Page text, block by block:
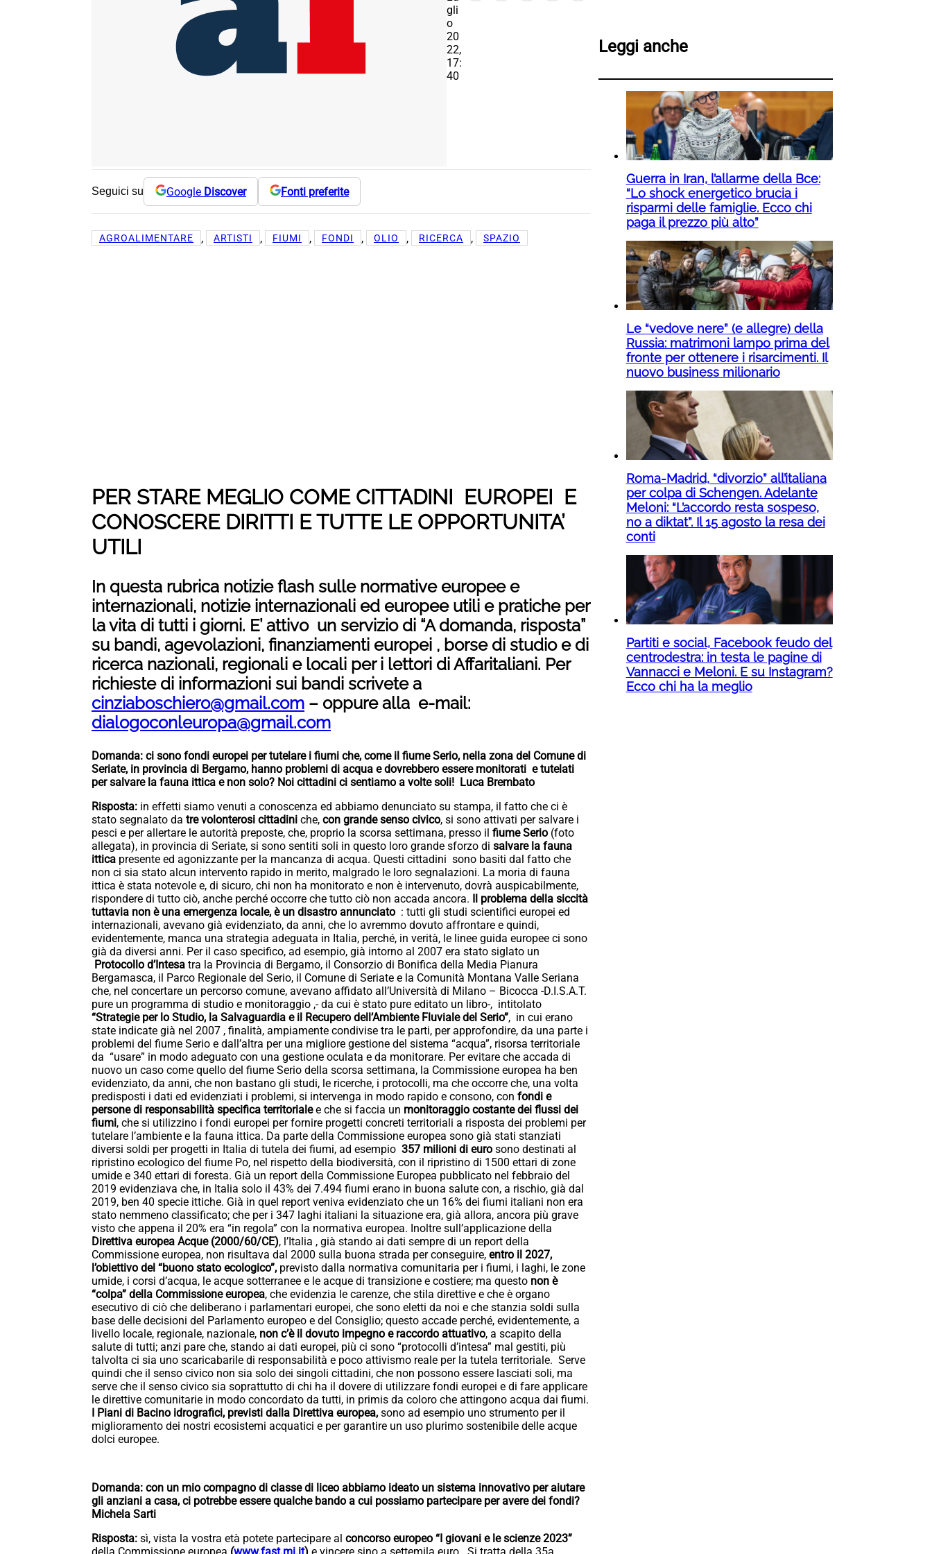
gli
o
20
22,
17:
40
Seguici su Google Discover Fonti preferite
AGROALIMENTARE , ARTISTI , FIUMI , FONDI , OLIO , RICERCA , SPAZIO
PER STARE MEGLIO COME CITTADINI EUROPEI E
CONOSCERE DIRITTI E TUTTE LE OPPORTUNITA’
UTILI
In questa rubrica notizie flash sulle normative europee e
internazionali, notizie internazionali ed europee utili e pratiche per
la vita di tutti i giorni. E’ attivo un servizio di “A domanda, risposta”
su bandi, agevolazioni, finanziamenti europei , borse di studio e di
ricerca nazionali, regionali e locali per i lettori di Affaritaliani. Per
richieste di informazioni sui bandi scrivete a
cinziaboschiero@gmail.com – oppure alla e-mail:
dialogoconleuropa@gmail.com
Domanda: ci sono fondi europei per tutelare i fiumi che, come il fiume Serio, nella zona del Comune di
Seriate, in provincia di Bergamo, hanno problemi di acqua e dovrebbero essere monitorati e tutelati
per salvare la fauna ittica e non solo? Noi cittadini ci sentiamo a volte soli! Luca Brembato
Risposta: in effetti siamo venuti a conoscenza ed abbiamo denunciato su stampa, il fatto che ci è
stato segnalato da tre volonterosi cittadini che, con grande senso civico, si sono attivati per salvare i
pesci e per allertare le autorità preposte, che, proprio la scorsa settimana, presso il fiume Serio (foto
allegata), in provincia di Seriate, si sono sentiti soli in questo loro grande sforzo di salvare la fauna
ittica presente ed agonizzante per la mancanza di acqua. Questi cittadini sono basiti dal fatto che
non ci sia stato alcun intervento rapido in merito, malgrado le loro segnalazioni. La moria di fauna
ittica è stata notevole e, di sicuro, chi non ha monitorato e non è intervenuto, dovrà auspicabilmente,
rispondere di tutto ciò, anche perché occorre che tutto ciò non accada ancora. Il problema della siccità
tuttavia non è una emergenza locale, è un disastro annunciato : tutti gli studi scientifici europei ed
internazionali, avevano già evidenziato, da anni, che lo avremmo dovuto affrontare e quindi,
evidentemente, manca una strategia adeguata in Italia, perché, in verità, le linee guida europee ci sono
già da diversi anni. Per il caso specifico, ad esempio, già intorno al 2007 era stato siglato un
Protocollo d’Intesa tra la Provincia di Bergamo, il Consorzio di Bonifica della Media Pianura
Bergamasca, il Parco Regionale del Serio, il Comune di Seriate e la Comunità Montana Valle Seriana
che, nel concertare un percorso comune, avevano affidato all’Università di Milano – Bicocca -D.I.S.A.T.
pure un programma di studio e monitoraggio ,- da cui è stato pure editato un libro-, intitolato
“Strategie per lo Studio, la Salvaguardia e il Recupero dell’Ambiente Fluviale del Serio”, in cui erano
state indicate già nel 2007 , finalità, ampiamente condivise tra le parti, per approfondire, da una parte i
problemi del fiume Serio e dall’altra per una migliore gestione del sistema “acqua”, risorsa territoriale
da “usare” in modo adeguato con una gestione oculata e da monitorare. Per evitare che accada di
nuovo un caso come quello del fiume Serio della scorsa settimana, la Commissione europea ha ben
evidenziato, da anni, che non bastano gli studi, le ricerche, i protocolli, ma che occorre che, una volta
predisposti i dati ed evidenziati i problemi, si intervenga in modo rapido e consono, con fondi e
persone di responsabilità specifica territorialee che si faccia un monitoraggio costante dei flussi dei
fiumi, che si utilizzino i fondi europei per fornire progetti concreti territoriali a risposta dei problemi per
tutelare l’ambiente e la fauna ittica. Da parte della Commissione europea sono già stati stanziati
diversi soldi per progetti in Italia di tutela dei fiumi, ad esempio 357 milioni di euro sono destinati al
ripristino ecologico del fiume Po, nel rispetto della biodiversità, con il ripristino di 1500 ettari di zone
umide e 340 ettari di foresta. Già un report della Commissione Europea pubblicato nel febbraio del
2019 evidenziava che, in Italia solo il 43% dei 7.494 fiumi erano in buona salute con, a rischio, già dal
2019, ben 40 specie ittiche. Già in quel report veniva evidenziato che un 16% dei fiumi italiani non era
stato nemmeno classificato; che per i 347 laghi italiani la situazione era, già allora, ancora più grave
visto che appena il 20% era “in regola” con la normativa europea. Inoltre sull’applicazione della
Direttiva europea Acque (2000/60/CE), l’Italia , già stando ai dati sempre di un report della
Commissione europea, non risultava dal 2000 sulla buona strada per conseguire, entro il 2027,
l’obiettivo del “buono stato ecologico”, previsto dalla normativa comunitaria per i fiumi, i laghi, le zone
umide, i corsi d’acqua, le acque sotterranee e le acque di transizione e costiere; ma questo non è
“colpa” della Commissione europea, che evidenzia le carenze, che stila direttive e che è organo
esecutivo di ciò che deliberano i parlamentari europei, che sono eletti da noi e che stanzia soldi sulla
base delle decisioni del Parlamento europeo e del Consiglio; questo accade perché, evidentemente, a
livello locale, regionale, nazionale, non c’è il dovuto impegno e raccordo attuativo, a scapito della
salute di tutti; anzi pare che, stando ai dati europei, più ci sono “protocolli d’intesa” mal gestiti, più
talvolta ci sia uno scaricabarile di responsabilità e poco attivismo reale per la tutela territoriale. Serve
quindi che il senso civico non sia solo dei singoli cittadini, che non possono essere lasciati soli, ma
serve che il senso civico sia soprattutto di chi ha il dovere di utilizzare fondi europei e di fare applicare
le direttive comunitarie in modo concordato da tutti, in primis da coloro che attingono acqua dai fiumi.
I Piani di Bacino idrografici, previsti dalla Direttiva europea, sono ad esempio uno strumento per il
miglioramento dei nostri ecosistemi acquatici e per garantire un uso plurimo sostenibile delle acque
dolci europee.
Domanda: con un mio compagno di classe di liceo abbiamo ideato un sistema innovativo per aiutare
gli anziani a casa, ci potrebbe essere qualche bando a cui possiamo partecipare per avere dei fondi?
Michela Sarti
Risposta: sì, vista la vostra età potete partecipare al concorso europeo “I giovani e le scienze 2023”
Leggi anche
Guerra in Iran, l’allarme della Bce:
“Lo shock energetico brucia i
risparmi delle famiglie. Ecco chi
paga il prezzo più alto”
Le “vedove nere” (e allegre) della
Russia: matrimoni lampo prima del
fronte per ottenere i risarcimenti. Il
nuovo business milionario
Roma-Madrid, “divorzio” all’italiana
per colpa di Schengen. Adelante
Meloni: “L’accordo resta sospeso,
no a diktat”. Il 15 agosto la resa dei
conti
Partiti e social, Facebook feudo del
centrodestra: in testa le pagine di
Vannacci e Meloni. E su Instagram?
Ecco chi ha la meglio